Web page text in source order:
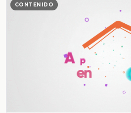
CONTENIDO